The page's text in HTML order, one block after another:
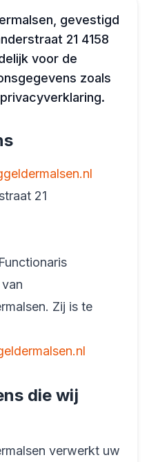
lid
gevestigd
21 4158
voor de
zoals
21
Zij is te
die wij
verwerkt uw